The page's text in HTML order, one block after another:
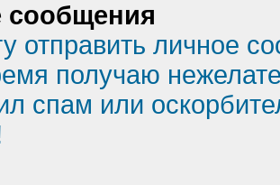
отправить личное
получаю
спам или